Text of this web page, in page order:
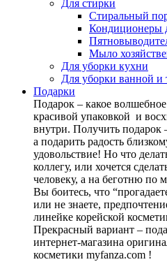
Для стирки
Стиральный
Кондиционеры
Мыло
Для уборки кухни
Для уборки ванной и
Подарки
Подарок – какое
красивой упаковкой и
внутри. Получить подарок
а подарить радость
удовольствие! Но что
коллегу, или хочется
человеку, а на беготню по
Вы боитесь, что
или не знаете,
линейке корейской
Прекрасный вариант –
интернет-магазина
косметики myfanza.com !